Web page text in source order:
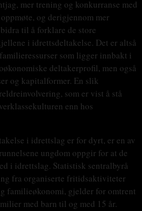
mer trening og konkurranse med
og derigjennom mer
til å forklare de store
i idrettsdeltakelse. Det er altså
som ligger innbakt i
deltakerprofil, men også
og kapitalformer. En slik
som er vist å stå
enn hos
i idrettslag er for dyrt, er en av
ungdom oppgir for at de
i idrettslag. Statistisk sentralbyrå
fra organiserte fritidsaktiviteter
familieøkonomi, gjelder for omtrent
med barn til og med 15 år.